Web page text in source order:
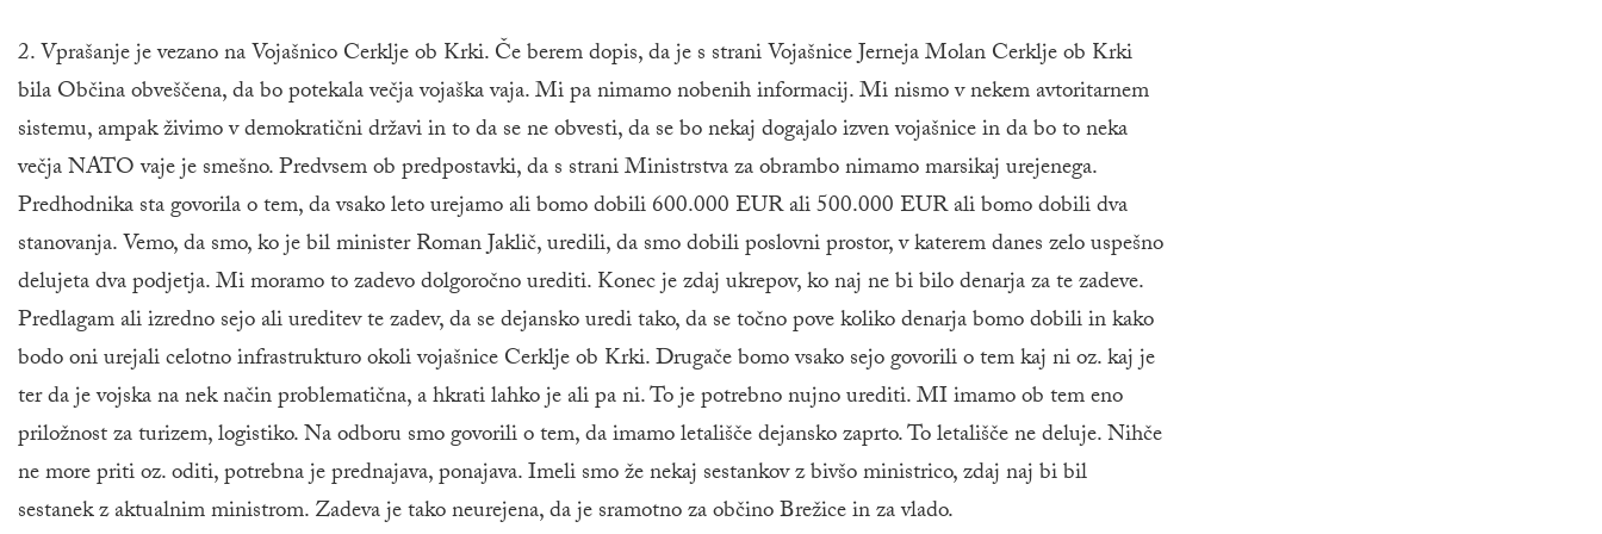
2. Vprašanje je vezano na Vojašnico Cerklje ob Krki. Če berem dopis, da je s strani Vojašnice Jerneja Molan Cerklje ob Krki
bila Občina obveščena, da bo potekala večja vojaška vaja. Mi pa nimamo nobenih informacij. Mi nismo v nekem avtoritarnem
sistemu, ampak živimo v demokratični državi in to da se ne obvesti, da se bo nekaj dogajalo izven vojašnice in da bo to neka
večja NATO vaje je smešno. Predvsem ob predpostavki, da s strani Ministrstva za obrambo nimamo marsikaj urejenega.
Predhodnika sta govorila o tem, da vsako leto urejamo ali bomo dobili 600.000 EUR ali 500.000 EUR ali bomo dobili dva
stanovanja. Vemo, da smo, ko je bil minister Roman Jaklič, uredili, da smo dobili poslovni prostor, v katerem danes zelo uspešno
delujeta dva podjetja. Mi moramo to zadevo dolgoročno urediti. Konec je zdaj ukrepov, ko naj ne bi bilo denarja za te zadeve.
Predlagam ali izredno sejo ali ureditev te zadev, da se dejansko uredi tako, da se točno pove koliko denarja bomo dobili in kako
bodo oni urejali celotno infrastrukturo okoli vojašnice Cerklje ob Krki. Drugače bomo vsako sejo govorili o tem kaj ni oz. kaj je
ter da je vojska na nek način problematična, a hkrati lahko je ali pa ni. To je potrebno nujno urediti. MI imamo ob tem eno
priložnost za turizem, logistiko. Na odboru smo govorili o tem, da imamo letališče dejansko zaprto. To letališče ne deluje. Nihče
ne more priti oz. oditi, potrebna je prednajava, ponajava. Imeli smo že nekaj sestankov z bivšo ministrico, zdaj naj bi bil
sestanek z aktualnim ministrom. Zadeva je tako neurejena, da je sramotno za občino Brežice in za vlado.